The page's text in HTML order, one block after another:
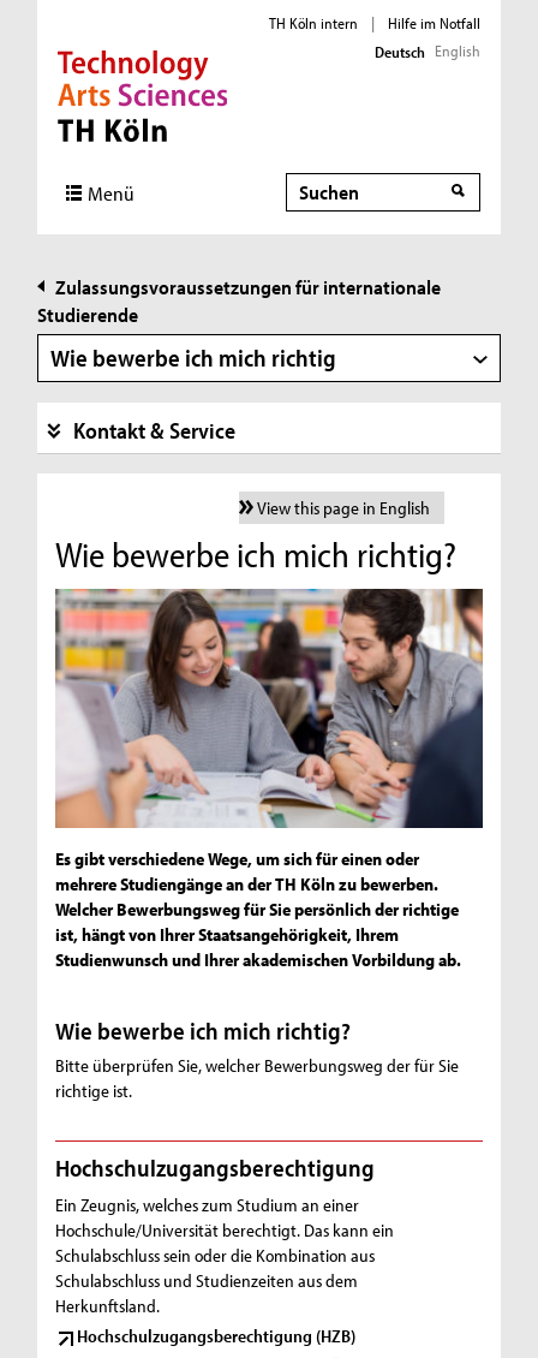
Direkt zur Hauptnavigation
Direkt zur Subnavigation
Direkt zum Inhalt
Direkt zum Fußbereich
TH Köln intern |
Hilfe im Notfall
Deutsch English
Menü Suche
Zulassungsvoraussetzungen für internationale
Studierende
Wie bewerbe ich mich richtig
Kontakt & Service
View this page in English
Wie bewerbe ich mich richtig?
Es gibt verschiedene Wege, um sich für einen oder
mehrere Studiengänge an der TH Köln zu bewerben.
Welcher Bewerbungsweg für Sie persönlich der richtige
ist, hängt von Ihrer Staatsangehörigkeit, Ihrem
Studienwunsch und Ihrer akademischen Vorbildung ab.
Wie bewerbe ich mich richtig?
Bitte überprüfen Sie, welcher Bewerbungsweg der für Sie
richtige ist.
Hochschulzugangsberechtigung
Ein Zeugnis, welches zum Studium an einer
Hochschule/Universität berechtigt. Das kann ein
Schulabschluss sein oder die Kombination aus
Schulabschluss und Studienzeiten aus dem
Herkunftsland.
Hochschulzugangsberechtigung (HZB)